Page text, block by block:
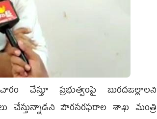
చేస్తూ ప్రభుత్వంపై బురదజల్లాలని
చేస్తున్నాడని పౌరసరఫరాల శాఖ మంత్రి